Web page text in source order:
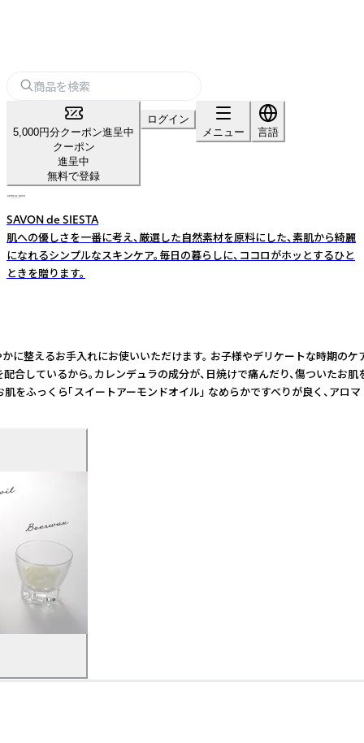
5,000円分クーポン進呈中
クーポン
進呈中
無料で登録
ログイン
メニュー
言語
SAVON de SIESTA
肌への優しさを一番に考え、厳選した自然素材を原料にした、素肌から綺麗
になれるシンプルなスキンケア。毎日の暮らしに、ココロがホッとするひと
ときを贈ります。
えるお手入れにお使いいただけます。 お子様やデリケートな時
いるから。カレンデュラの成分が、日焼けで痛んだり、傷つい
っくら「スイートアーモンドオイル」 なめらかですべりが良く